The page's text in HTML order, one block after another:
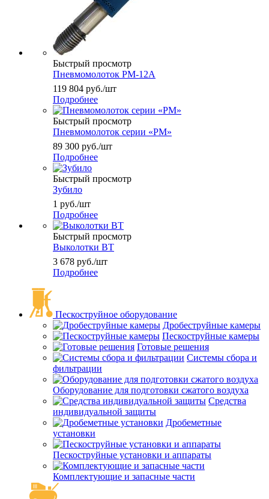
Быстрый просмотр
Пневмомолоток РМ-12А
119 804 руб./шт
Подробнее
Быстрый просмотр
Пневмомолоток серии «РМ»
89 300 руб./шт
Подробнее
Быстрый просмотр
Зубило
1 руб./шт
Подробнее
Быстрый просмотр
Выколотки ВТ
3 678 руб./шт
Подробнее
Пескоструйное оборудование
Дробеструйные камеры
Пескоструйные камеры
Готовые решения
Системы сбора и
фильтрации
Оборудование для подготовки сжатого воздуха
Средства
индивидуальной защиты
Дробеметные
установки
Пескоструйные установки и аппараты
Комплектующие и запасные части